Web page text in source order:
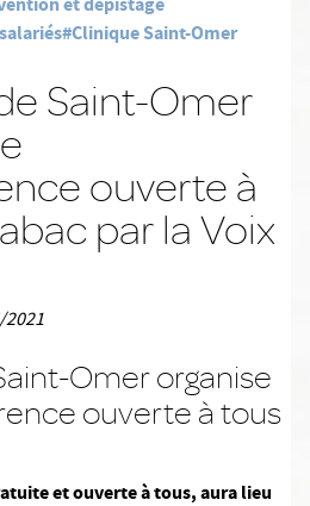
#Clinique Saint-Omer
Saint-Omer
ouverte à
par la Voix
Omer organise
ouverte à tous
et ouverte à tous, aura lieu